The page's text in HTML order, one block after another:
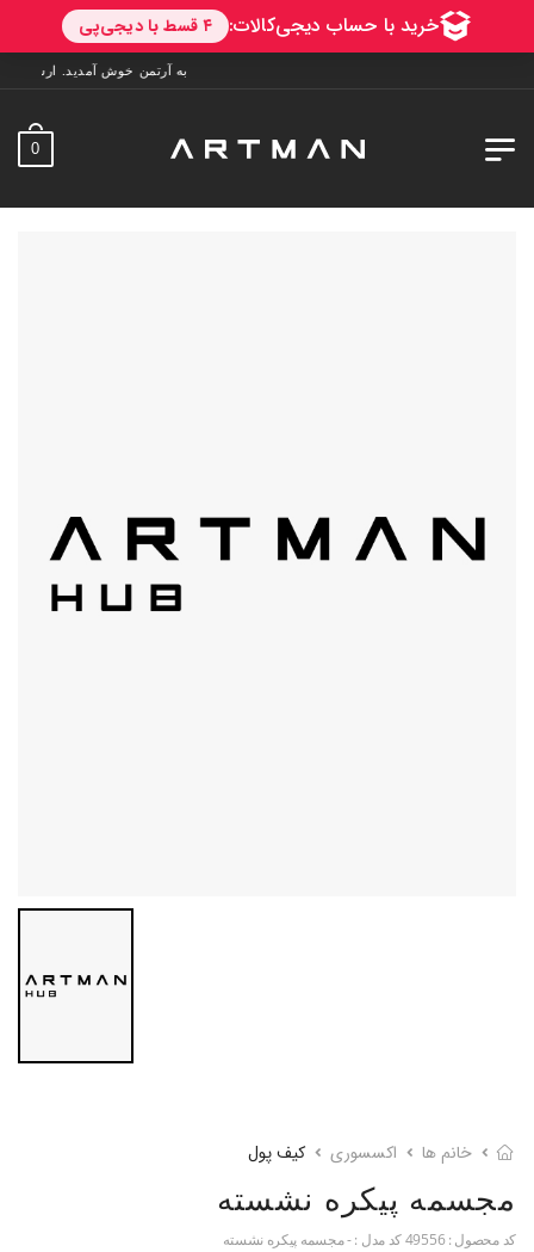
به آرتمن خوش آمدید. ارسال به سراسر ایران. 7 روز فرصت تست در منزل.
0
خانم ها اکسسوری کیف پول
مجسمه پیکره نشسته
کد محصول : 49556کد مدل :- مجسمه پیکره نشسته